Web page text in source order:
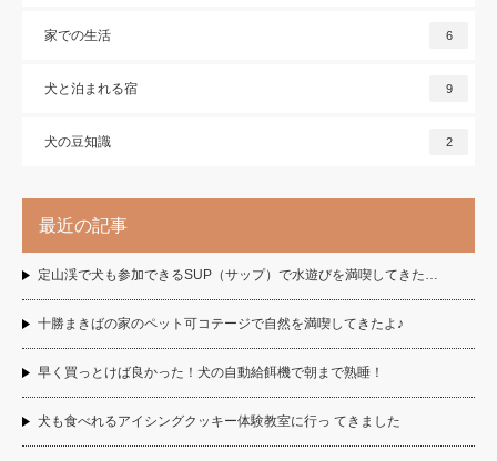
家での生活 6
犬と泊まれる宿 9
犬の豆知識 2
最近の記事
定山渓で犬も参加できるSUP（サップ）で水遊びを満喫してきた…
十勝まきばの家のペット可コテージで自然を満喫してきたよ♪
早く買っとけば良かった！犬の自動給餌機で朝まで熟睡！
犬も食べれるアイシングクッキー体験教室に行っ てきました